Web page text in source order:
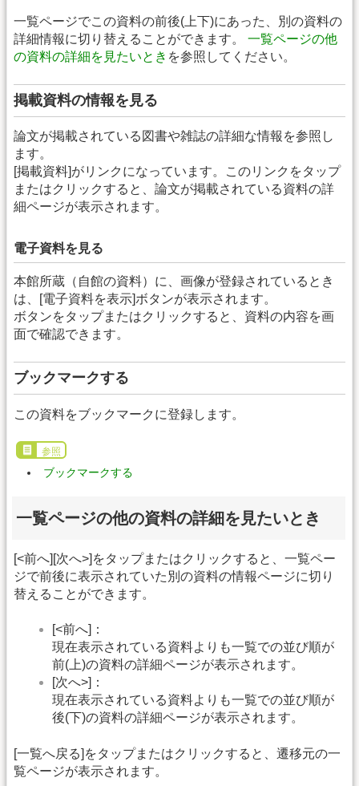
一覧ページでこの資料の前後(上下)にあった、別の資料の
詳細情報に切り替えることができます。 一覧ページの他
の資料の詳細を見たいとき を参照してください。
掲載資料の情報を見る
論文が掲載されている図書や雑誌の詳細な情報を参照し
ます。
[掲載資料]がリンクになっています。このリンクをタップ
またはクリックすると、論文が掲載されている資料の詳
細ページが表示されます。
電子資料を見る
本館所蔵（自館の資料）に、画像が登録されているとき
は、[電子資料を表示]ボタンが表示されます。
ボタンをタップまたはクリックすると、資料の内容を画
面で確認できます。
ブックマークする
この資料をブックマークに登録します。
参照
ブックマークする
一覧ページの他の資料の詳細を見たいとき
[<前へ][次へ>]をタップまたはクリックすると、一覧ペー
ジで前後に表示されていた別の資料の情報ページに切り
替えることができます。
[<前へ]：
現在表示されている資料よりも一覧での並び順が
前(上)の資料の詳細ページが表示されます。
[次へ>]：
現在表示されている資料よりも一覧での並び順が
後(下)の資料の詳細ページが表示されます。
[一覧へ戻る]をタップまたはクリックすると、遷移元の一
覧ページが表示されます。